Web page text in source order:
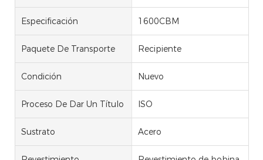
Especificación 1600CBM
Paquete De Transporte Recipiente
Condición Nuevo
Proceso De Dar Un Título ISO
Sustrato Acero